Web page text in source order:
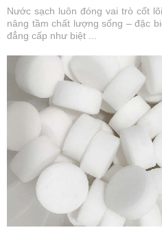
Nước sạch luôn đóng vai trò cốt
nâng tầm chất lượng sống – đặc
đẳng cấp như biệt ...